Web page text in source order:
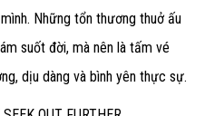
Những tổn thương thuở ấu
suốt đời, mà nên là tấm vé
dịu dàng và bình yên thực sự.